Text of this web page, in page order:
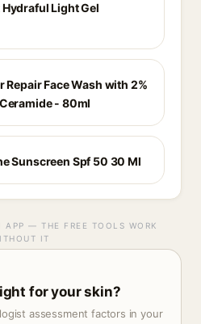
Light Gel
Face Wash with 2%
- 80ml
Sunscreen Spf 50 30 Ml
APP — THE FREE TOOLS WORK
IT
for your skin?
assessment factors in your